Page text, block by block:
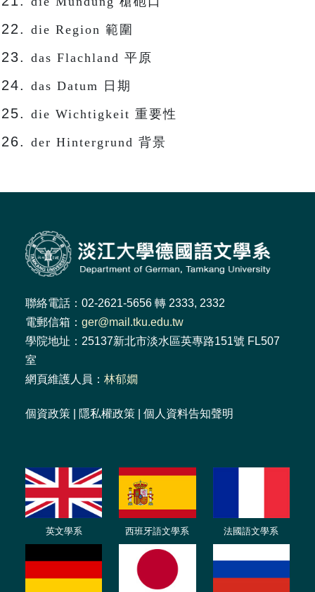
die Region 範圍
das Flachland 平原
das Datum 日期
die Wichtigkeit 重要性
der Hintergrund 背景
聯絡電話：02-2621-5656 轉 2333, 2332
電郵信箱： ger@mail.tku.edu.tw
學院地址：25137新北市淡水區英專路151號 FL507
室
網頁維護人員： 林郁嫺
個資政策 隱私權政策 個人資料告知聲明
英文學系 西班牙語文學系 法國語文學系